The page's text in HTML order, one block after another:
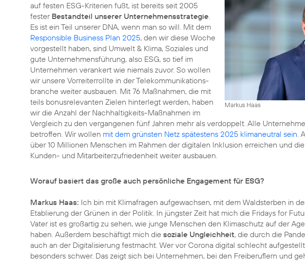
Markus Haas
auf festen ESG-Kriterien fußt, ist bereits seit 2005
fester Bestandteil unserer Unternehmensstrategie.
Es ist ein Teil unserer DNA, wenn man so will. Mit dem
Responsible Business Plan 2025, den wir diese Woche
vorgestellt haben, sind Umwelt & Klima, Soziales und
gute Unternehmensführung, also ESG, so tief im
Unternehmen verankert wie niemals zuvor. So wollen
wir unsere Vorreiterrollte in der Telekommunikations­
branche weiter ausbauen. Mit 76 Maßnahmen, die mit
teils bonusrelevanten Zielen hinterlegt werden, haben
wir die Anzahl der Nachhaltigkeits-Maßnahmen im
Vergleich zu den vergangenen fünf Jahren mehr als verdoppelt. Alle
betroffen. Wir wollen mit dem grünsten Netz spätestens 2025 klimaneutral sein.
über 10 Millionen Menschen im Rahmen der digitalen Inklusion erreichen und
Kunden- und Mitarbeiterzufriedenheit weiter ausbauen.
Worauf basiert das große auch persönliche Engagement für ESG?
Markus Haas: Ich bin mit Klimafragen aufgewachsen, mit dem Waldsterben in
Etablierung der Grünen in der Politik. In jüngster Zeit hat mich die Fridays for
Vater ist es großartig zu sehen, wie junge Menschen den Klimaschutz auf der
haben. Außerdem beschäftigt mich die soziale Ungleichheit, die durch die
auch an der Digitalisierung festmacht. Wer vor Corona digital schlecht
besonders schwer. Das zeigt sich bei Unternehmen, bei den Freiberuflern und